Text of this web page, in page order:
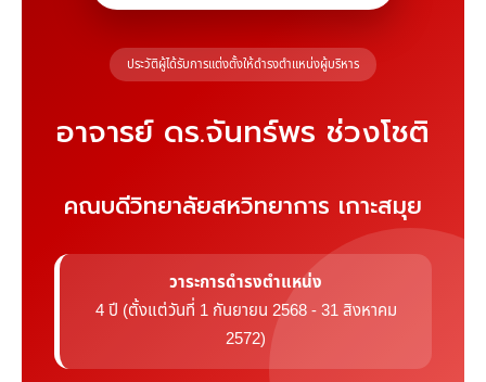
ประวัติผู้ได้รับการแต่งตั้งให้ดำรงตำแหน่งผู้บริหาร
อาจารย์ ดร.จันทร์พร ช่วงโชติ
คณบดีวิทยาลัยสหวิทยาการ เกาะสมุย
วาระการดำรงตำแหน่ง
4 ปี (ตั้งแต่วันที่ 1 กันยายน 2568 - 31 สิงหาคม
2572)